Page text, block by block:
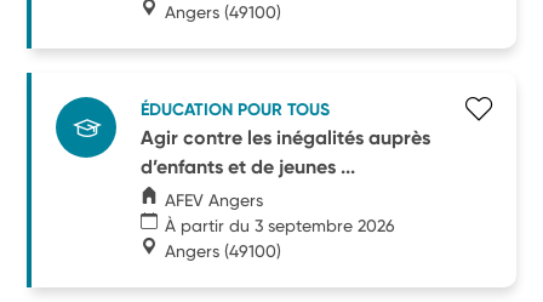
Angers (49100)
ÉDUCATION POUR TOUS
Agir contre les inégalités auprès
d’enfants et de jeunes ...
AFEV Angers
À partir du 3 septembre 2026
Angers (49100)